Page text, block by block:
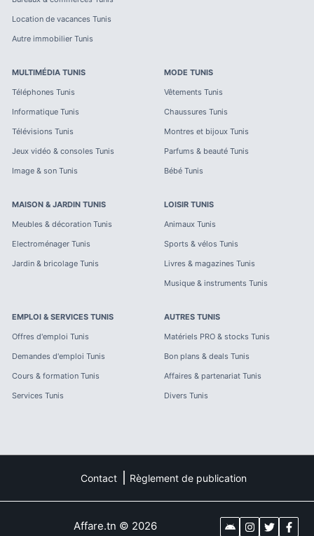
Location de vacances Tunis
Autre immobilier Tunis
MULTIMÉDIA TUNIS
Téléphones Tunis
Informatique Tunis
Télévisions Tunis
Jeux vidéo & consoles Tunis
Image & son Tunis
MODE TUNIS
Vêtements Tunis
Chaussures Tunis
Montres et bijoux Tunis
Parfums & beauté Tunis
Bébé Tunis
MAISON & JARDIN TUNIS
Meubles & décoration Tunis
Electroménager Tunis
Jardin & bricolage Tunis
LOISIR TUNIS
Animaux Tunis
Sports & vélos Tunis
Livres & magazines Tunis
Musique & instruments Tunis
EMPLOI & SERVICES TUNIS
Offres d'emploi Tunis
Demandes d'emploi Tunis
Cours & formation Tunis
Services Tunis
AUTRES TUNIS
Matériels PRO & stocks Tunis
Bon plans & deals Tunis
Affaires & partenariat Tunis
Divers Tunis
Contact Règlement de publication
Affare.tn © 2026